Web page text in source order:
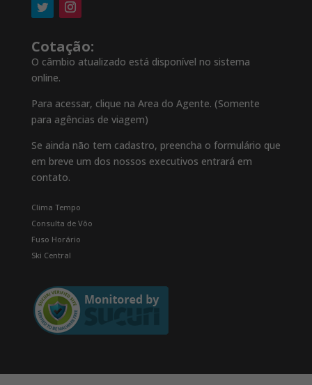
Cotação:
O câmbio atualizado está disponível no sistema
online.
Para acessar, clique na Area do Agente. (Somente
para agências de viagem)
Se ainda não tem cadastro, preencha o formulário que
em breve um dos nossos executivos entrará em
contato.
Clima Tempo
Consulta de Vôo
Fuso Horário
Ski Central